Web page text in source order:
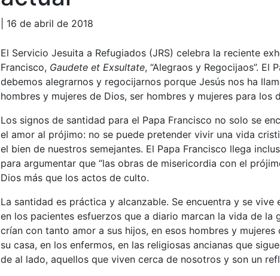
| 16 de abril de 2018
El Servicio Jesuita a Refugiados (JRS) celebra la reciente
Francisco, Gaudete et Exsultate, “Alegraos y Regocijaos”. El
debemos alegrarnos y regocijarnos porque Jesús nos ha
hombres y mujeres de Dios, ser hombres y mujeres para los
Los signos de santidad para el Papa Francisco no solo se
el amor al prójimo: no se puede pretender vivir una vida
el bien de nuestros semejantes. El Papa Francisco llega
para argumentar que “las obras de misericordia con el
Dios más que los actos de culto.
La santidad es práctica y alcanzable. Se encuentra y se vive
en los pacientes esfuerzos que a diario marcan la vida de la
crían con tanto amor a sus hijos, en esos hombres y
su casa, en los enfermos, en las religiosas ancianas que
de al lado, aquellos que viven cerca de nosotros y son un